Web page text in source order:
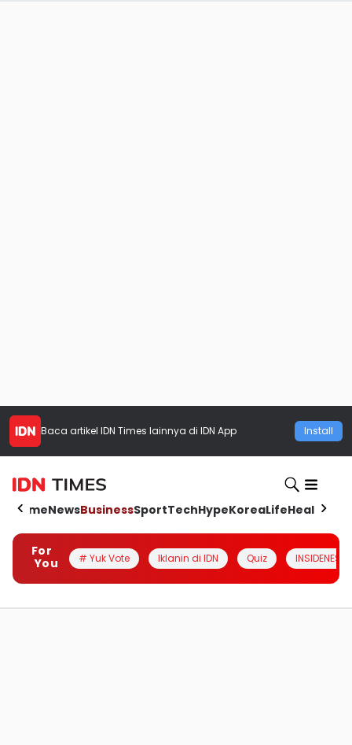
Baca artikel IDN Times lainnya di IDN App Install
HomeNewsBusinessSportTechHypeKoreaLifeHealth
For
You
# Yuk Vote Iklanin di IDN Quiz INSIDENESIA